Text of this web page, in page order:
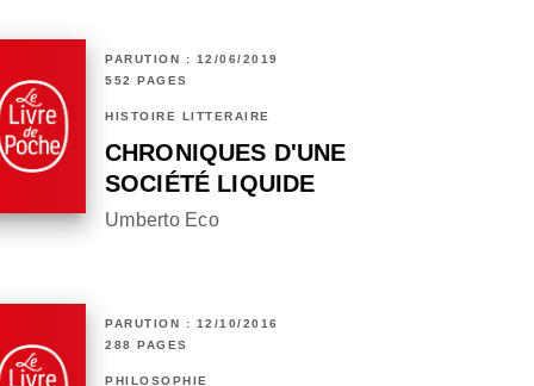
PARUTION : 12/06/2019
552 PAGES
HISTOIRE LITTÉRAIRE
CHRONIQUES D'UNE
SOCIÉTÉ LIQUIDE
Umberto Eco
PARUTION : 12/10/2016
288 PAGES
PHILOSOPHIE